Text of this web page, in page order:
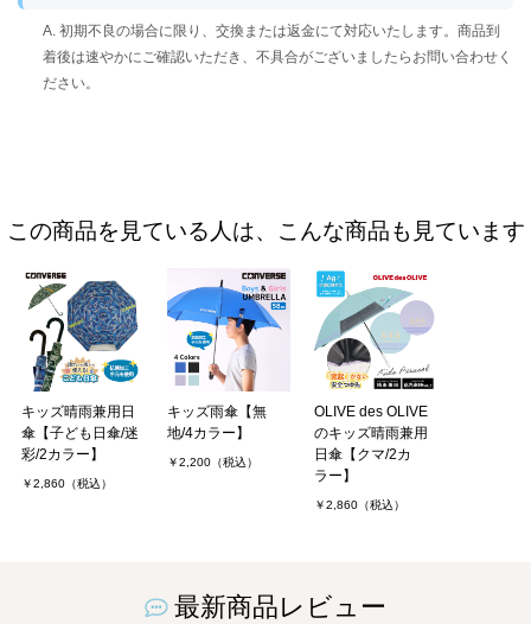
A. 初期不良の場合に限り、交換または返金にて対応いたします。商品到
着後は速やかにご確認いただき、不具合がございましたらお問い合わせく
ださい。
この商品を見ている人は、こんな商品も見ています
キッズ晴雨兼用日
傘【子ども日傘/迷
彩/2カラー】
￥2,860（税込）
キッズ雨傘【無
地/4カラー】
￥2,200（税込）
OLIVE des OLIVE
のキッズ晴雨兼用
日傘【クマ/2カ
ラー】
￥2,860（税込）
最新商品レビュー